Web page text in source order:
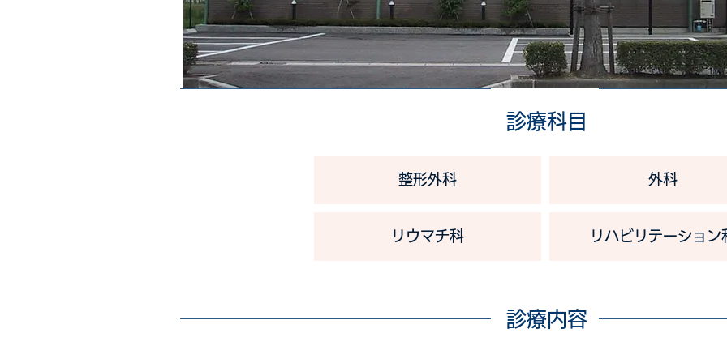
診療科目
整形外科
リウマチ科
外科
リハビリテーション
診療内容